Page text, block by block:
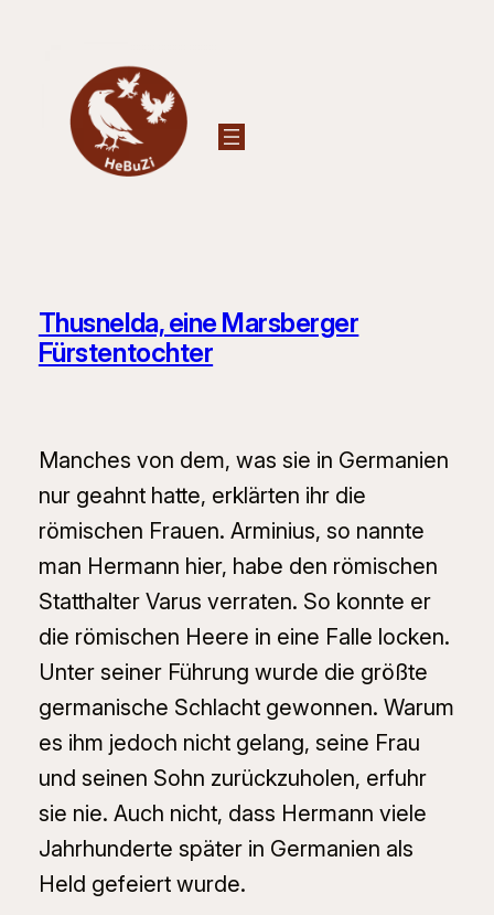
Thusnelda, eine Marsberger
Fürstentochter
Manches von dem, was sie in Germanien
nur geahnt hatte, erklärten ihr die
römischen Frauen. Arminius, so nannte
man Hermann hier, habe den römischen
Statthalter Varus verraten. So konnte er
die römischen Heere in eine Falle locken.
Unter seiner Führung wurde die größte
germanische Schlacht gewonnen. Warum
es ihm jedoch nicht gelang, seine Frau
und seinen Sohn zurückzuholen, erfuhr
sie nie. Auch nicht, dass Hermann viele
Jahrhunderte später in Germanien als
Held gefeiert wurde.